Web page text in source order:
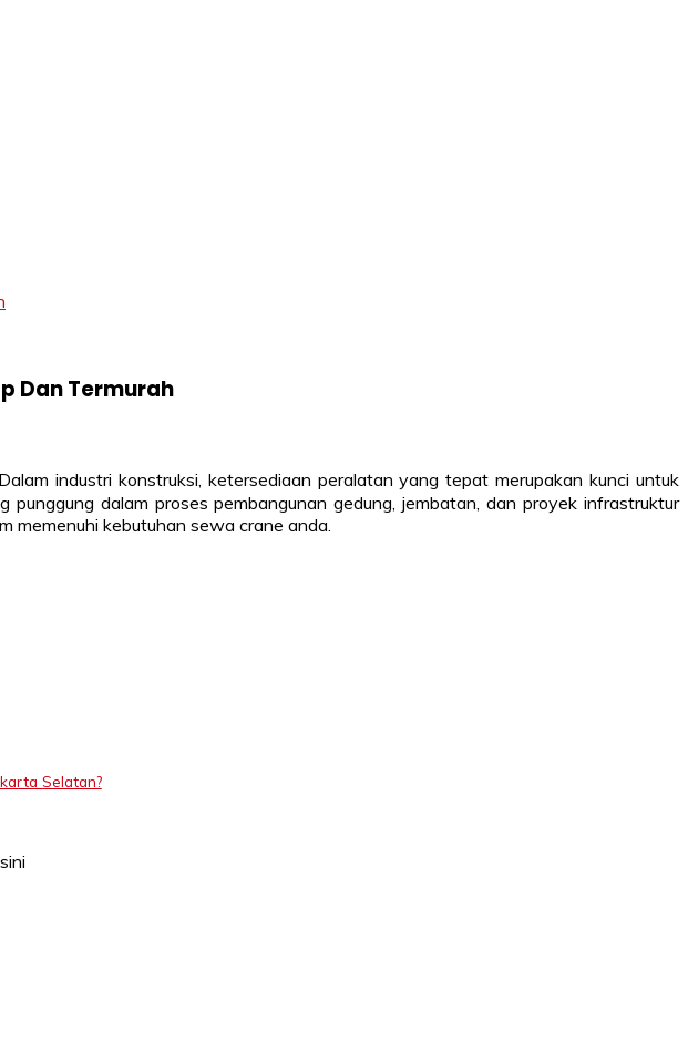
Dan Termurah
Dalam industri konstruksi, ketersediaan peralatan yang tepat merupakan kunci untuk
dalam proses pembangunan gedung, jembatan, dan proyek infrastruktur
memenuhi kebutuhan sewa crane anda.
Selatan?